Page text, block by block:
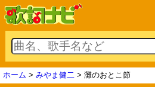
ホーム > みやま健二 > 灘のおとこ節